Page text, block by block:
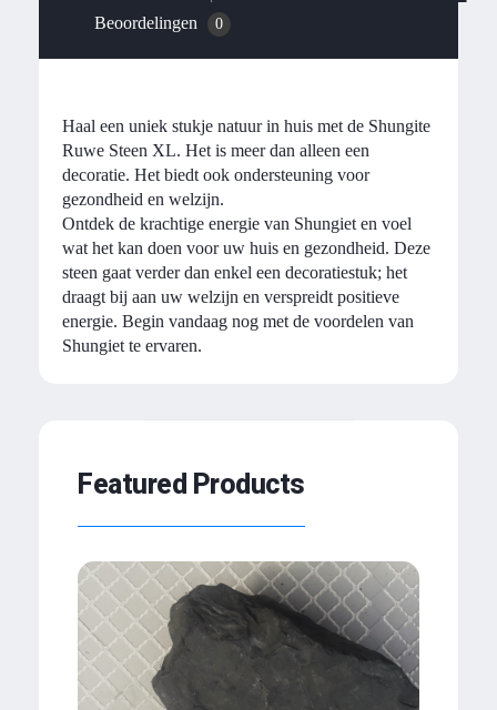
Beoordelingen 0
Haal een uniek stukje natuur in huis met de Shungite
Ruwe Steen XL. Het is meer dan alleen een
decoratie. Het biedt ook ondersteuning voor
gezondheid en welzijn.
Ontdek de krachtige energie van Shungiet en voel
wat het kan doen voor uw huis en gezondheid. Deze
steen gaat verder dan enkel een decoratiestuk; het
draagt bij aan uw welzijn en verspreidt positieve
energie. Begin vandaag nog met de voordelen van
Shungiet te ervaren.
Featured Products